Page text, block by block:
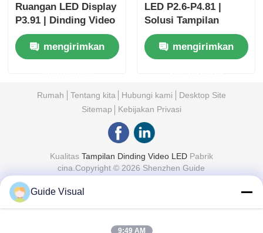
Ruangan LED Display
P3.91 | Dinding Video
Tahan Air IP65
mengirimkan
LED P2.6-P4.81 |
Solusi Tampilan
Acara
mengirimkan
Rumah Tentang kita Hubungi kami
Desktop Site
Sitemap
Kebijakan Privasi
Kualitas Tampilan Dinding Video LEDPabrik
cina.Copyright © 2026 Shenzhen Guide
Guide Visual
9:49 AM